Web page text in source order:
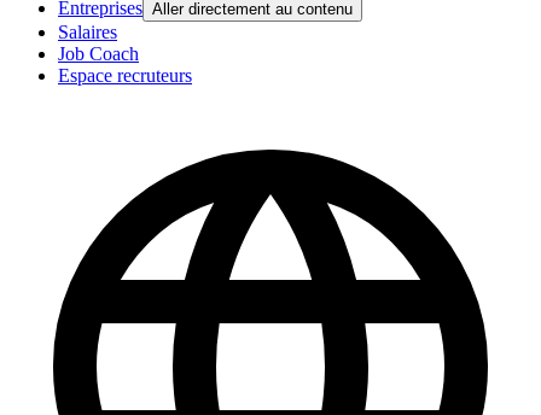
Entreprises Aller directement au contenu
Salaires
Job Coach
Espace recruteurs